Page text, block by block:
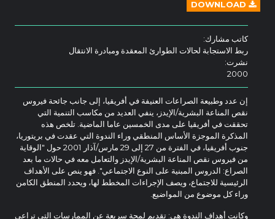
DOWNLOAD
كاتب مشارك:
ربط الاستجابة لحالات الطوارئ المعقدة ومبادرة الانتقال
نشرت:
2000
إن عدد وطبيعة الصراعات العنيفة في أفريقيا، إلى جانب جائحة فيروس
نقص المناعة البشرية/الإيدز، ينفي العديد من مكاسب التنمية التي
تحققت في أفريقيا على مدى الخمسين عاما الماضية. تلخص هذه
المذكرة الموجزة الأساس المنطقي وراء الندوة التي عقدت في بريتوريا،
جنوب أفريقيا، في الفترة من 27 إلى 29 مارس/آذار 2001 حول "الوقاية
من فيروس نقص المناعة البشرية/الإيدز والتعامل معه في حالات ما بعد
الصراع: الدروس المبنية على النوع الاجتماعي". فهو ينص على الأهداف
الرئيسية للاجتماع، ويصف الإجراءات المخطط لها، ويحدد المنطق الكامن
وراء كل موضوع من المواضيع.
وكانت أهداف الندوة هي: تقديم لمحة سريعة عن الممارسات التي تراعي